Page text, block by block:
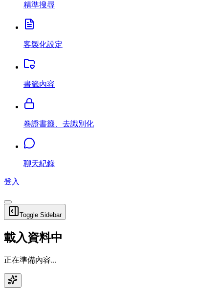
精準搜尋
客製化設定
書籤內容
卷證書籤、去識別化
聊天紀錄
登入
Toggle Sidebar
載入資料中
正在準備內容...